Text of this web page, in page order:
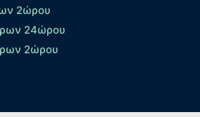
2ώρου
24ώρου
2ώρου